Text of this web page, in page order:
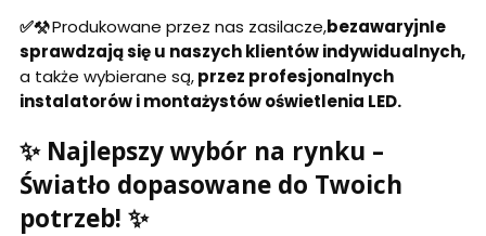
✅⚒️Produkowane przez nas zasilacze,bezawaryjnIe
sprawdzają się u naszych klientów indywidualnych,
a także wybierane są,przez profesjonalnych
instalatorów i montażystów oświetlenia LED.
✨ Najlepszy wybór na rynku –
Światło dopasowane do Twoich
potrzeb! ✨